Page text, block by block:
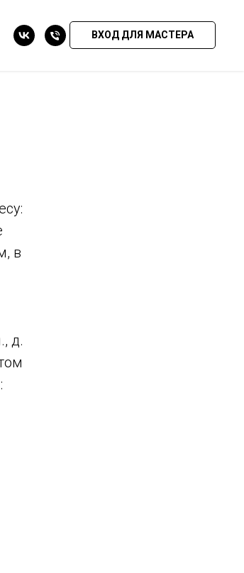
ВХОД ДЛЯ МАСТЕРА
в
д.